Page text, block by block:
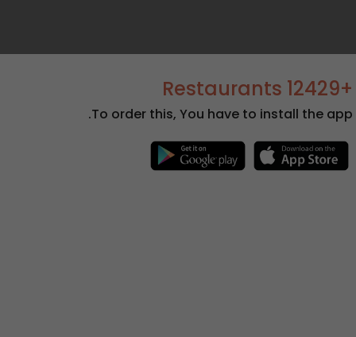
+12429 Restaurants
To order this, You have to install the app.